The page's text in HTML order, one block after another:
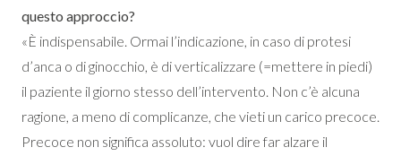
questo approccio?
«È indispensabile. Ormai l’indicazione, in caso di protesi
d’anca o di ginocchio, è di verticalizzare (=mettere in piedi)
il paziente il giorno stesso dell’intervento. Non c’è alcuna
ragione, a meno di complicanze, che vieti un carico precoce.
Precoce non significa assoluto: vuol dire far alzare il